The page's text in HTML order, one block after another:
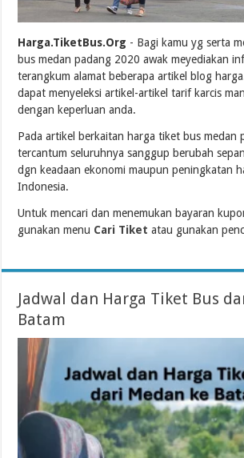
Harga.TiketBus.Org - Bagi kamu yg serta
bus medan padang 2020 awak meyediakan
terangkum alamat beberapa artikel blog
dapat menyeleksi artikel-artikel tarif karcis
dengan keperluan anda.
Pada artikel berkaitan harga tiket bus medan
tercantum seluruhnya sanggup berubah
dgn keadaan ekonomi maupun peningkatan
Indonesia.
Untuk mencari dan menemukan bayaran
gunakan menu Cari Tiket atau gunakan
Jadwal dan Harga Tiket Bus
Batam